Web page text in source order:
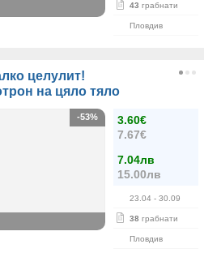
43 грабнати
Пловдив
целулит!
на цяло тяло
3.60€
7.67€
7.04лв
15.00лв
23.04 - 30.09
38 грабнати
Пловдив
-53%